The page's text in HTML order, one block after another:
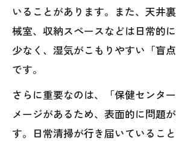
いることがあります。また、天井
械室、収納スペースなどは日常的
少なく、湿気がこもりやすい「盲
です。
さらに重要なのは、「保健センタ
メージがあるため、表面的に問題
す。日常清掃が行き届いているこ